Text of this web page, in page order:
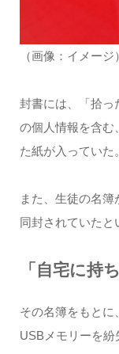
（画像：イメージ）
封書には、「拾っ
の個人情報を含む
た紙が入っていた。
また、生徒の名
同封されていたと
「自宅に持
その名簿をもと
USBメモリーを紛